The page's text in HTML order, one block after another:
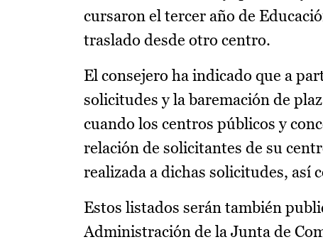
cursaron el tercer año de
traslado desde otro centro.
El consejero ha indicado que a
solicitudes y la baremación de
cuando los centros públicos y
relación de solicitantes de su
realizada a dichas solicitudes, así
Estos listados serán también
Administración de la Junta de